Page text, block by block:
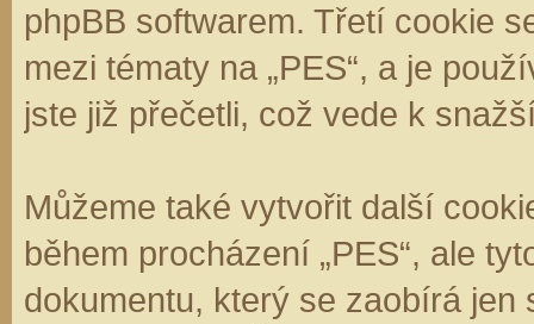
phpBB softwarem. Třetí cookie
mezi tématy na „PES“, a je
jste již přečetli, což vede k
Můžeme také vytvořit další
během procházení „PES“, ale
dokumentu, který se zaobírá jen